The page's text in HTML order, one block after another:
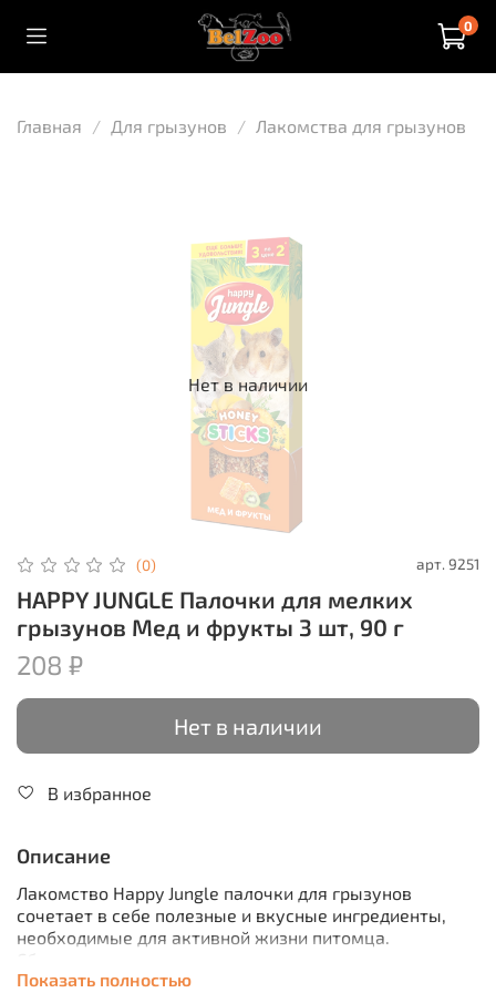
0
Главная Для грызунов Лакомства для грызунов
Нет в наличии
(0) арт. 9251
HAPPY JUNGLE Палочки для мелких
грызунов Мед и фрукты 3 шт, 90 г
208 ₽
Нет в наличии
В избранное
Описание
Лакомство Happy Jungle палочки для грызунов
сочетает в себе полезные и вкусные ингредиенты,
необходимые для активной жизни питомца.
зерновых и травяных гранул с добавлением фруктов,
Показать полностью